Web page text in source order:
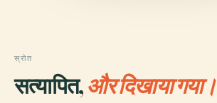
स्रोत
सत्यापित,और दिखाया गया।